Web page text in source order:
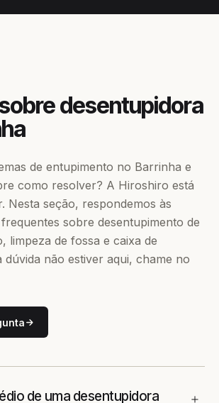
desentupidora
de entupimento no Barrinha e
como resolver? A Hiroshiro está
Nesta seção, respondemos às
sobre desentupimento de
limpeza de fossa e caixa de
dúvida não estiver aqui, chame no
de uma desentupidora